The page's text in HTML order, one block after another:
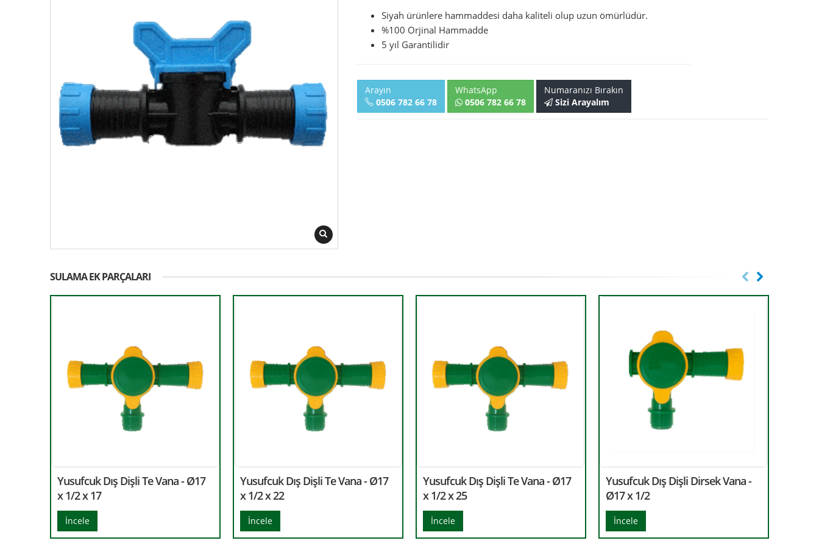
Siyah ürünlere hammaddesi daha kaliteli olup uzun ömürlüdür.
%100 Orjinal Hammadde
5 yıl Garantilidir
Arayın
0506 782 66 78
WhatsApp
0506 782 66 78
Numaranızı Bırakın
Sizi Arayalım
SULAMA EK PARÇALARI
Yusufcuk Dış Dişli Te Vana - Ø17
x 1/2 x 17
İncele
Yusufcuk Dış Dişli Te Vana - Ø17
x 1/2 x 22
İncele
Yusufcuk Dış Dişli Te Vana - Ø17
x 1/2 x 25
İncele
Yusufcuk Dış Dişli Dirsek Vana -
Ø17 x 1/2
İncele